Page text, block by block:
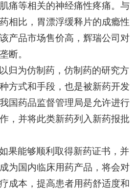
痛等相关的神经痛性疼痛。与
相比，胃漂浮缓释片的成瘾性
产品市场售价高，辉瑞公司对
断。
归为仿制药，仿制药的研究方
方式和手段，也是被新药开发
国药品监督管理局是允许进行
，并将此类新药列入新药报批
果能够顺利取得新药证书，并
为国内临床用药产品，将会对
成本，提高患者用药舒适度和